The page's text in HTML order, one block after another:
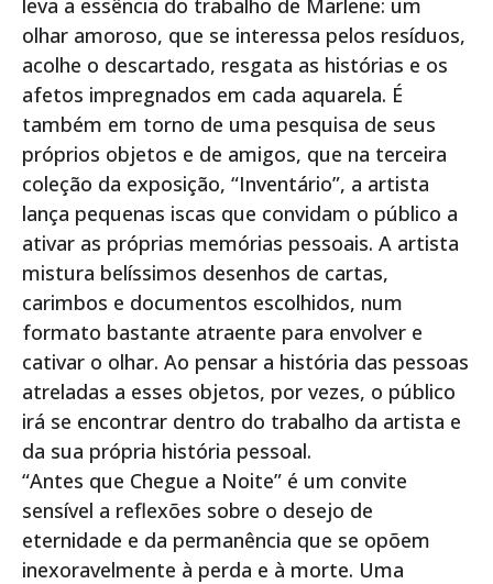
leva a essência do trabalho de Marlene: um
olhar amoroso, que se interessa pelos resíduos,
acolhe o descartado, resgata as histórias e os
afetos impregnados em cada aquarela. É
também em torno de uma pesquisa de seus
próprios objetos e de amigos, que na terceira
coleção da exposição, “Inventário”, a artista
lança pequenas iscas que convidam o público a
ativar as próprias memórias pessoais. A artista
mistura belíssimos desenhos de cartas,
carimbos e documentos escolhidos, num
formato bastante atraente para envolver e
cativar o olhar. Ao pensar a história das pessoas
atreladas a esses objetos, por vezes, o público
irá se encontrar dentro do trabalho da artista e
da sua própria história pessoal.
“Antes que Chegue a Noite” é um convite
sensível a reflexões sobre o desejo de
eternidade e da permanência que se opõem
inexoravelmente à perda e à morte. Uma